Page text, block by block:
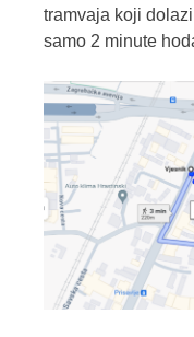
tramvaja koji
samo 2 minute